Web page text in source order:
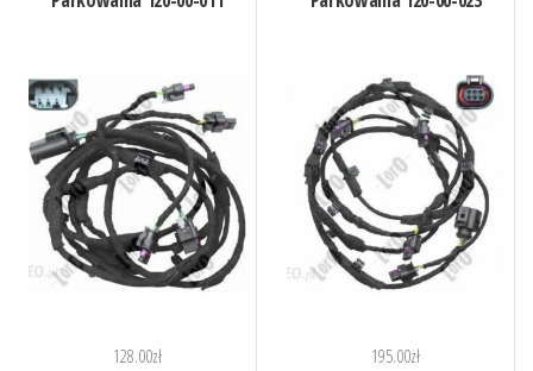
128.00zł 195.00zł